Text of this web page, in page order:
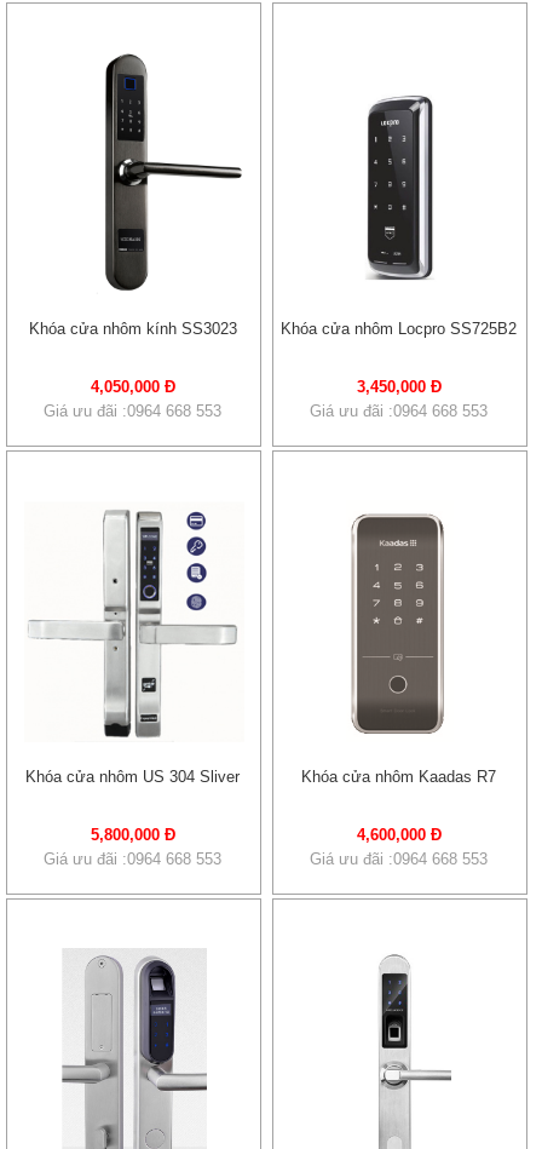
Khóa cửa nhôm kính SS3023
4,050,000 Đ
Giá ưu đãi :0964 668 553
Khóa cửa nhôm Locpro SS725B2
3,450,000 Đ
Giá ưu đãi :0964 668 553
Khóa cửa nhôm US 304 Sliver
5,800,000 Đ
Giá ưu đãi :0964 668 553
Khóa cửa nhôm Kaadas R7
4,600,000 Đ
Giá ưu đãi :0964 668 553